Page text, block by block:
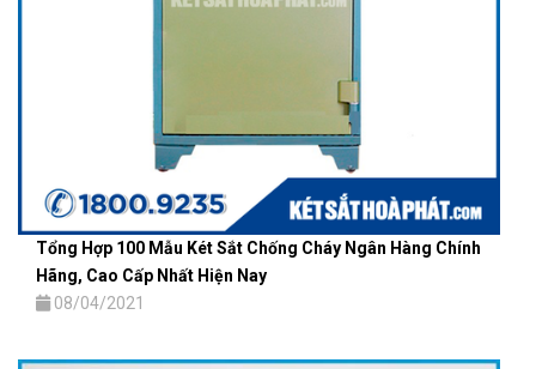
Tổng Hợp 100 Mẫu Két Sắt Chống Cháy Ngân Hàng Chính
Hãng, Cao Cấp Nhất Hiện Nay
08/04/2021